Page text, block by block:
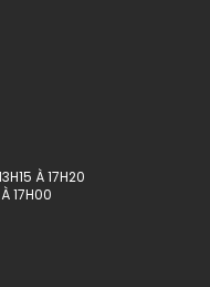
À 17H20
17H00